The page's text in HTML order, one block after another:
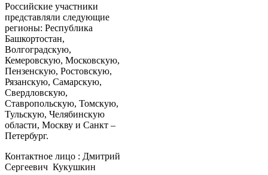
Российские участники
представляли следующие
регионы: Республика
Башкортостан,
Волгоградскую,
Кемеровскую, Московскую,
Пензенскую, Ростовскую,
Рязанскую, Самарскую,
Свердловскую,
Ставропольскую, Томскую,
Тульскую, Челябинскую
области, Москву и Санкт –
Петербург.
Контактное лицо : Дмитрий
Сергеевич Кукушкин